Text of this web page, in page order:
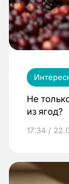
Не
из ягод?
17:34 /